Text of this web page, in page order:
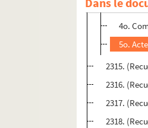
3o.
4o.
5o.
2315.
2316.
2317.
2318.